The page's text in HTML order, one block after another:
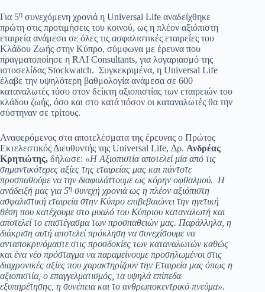
Για 5η συνεχόμενη χρονιά η Universal Life αναδείχθηκε
πρώτη στις προτιμήσεις του κοινού, ως η πλέον αξιόπιστη
εταιρεία ανάμεσα σε όλες τις ασφαλιστικές εταιρείες του
Κλάδου Ζωής στην Κύπρο, σύμφωνα με έρευνα που
πραγματοποίησε η RAI Consultants, για λογαριασμό της
ιστοσελίδας Stockwatch. Συγκεκριμένα, η Universal Life
έλαβε την υψηλότερη βαθμολογία ανάμεσα σε 600
καταναλωτές τόσο στον δείκτη αξιοπιστίας των εταιρειών του
κλάδου ζωής, όσο και στο κατά πόσον οι καταναλωτές θα την
σύστηναν σε τρίτους.
Αναφερόμενος στα αποτελέσματα της έρευνας ο Πρώτος
Εκτελεστικός Διευθυντής της Universal Life, Δρ. Ανδρέας
Κρητιώτης, δήλωσε: «Η Αξιοπιστία αποτελεί μία από τις
σημαντικότερες αξίες της εταιρείας μας και πάντοτε
προσπαθούμε να την διαφυλάττουμε ως κόρην οφθαλμού. Η
ανάδειξή μας για 5η συνεχή χρονιά ως η πλέον αξιόπιστη
ασφαλιστική εταιρεία στην Κύπρο επιβεβαιώνει την ηγετική
θέση που κατέχουμε στο μυαλό του Κύπριου καταναλωτή και
αποτελεί το επιστέγασμα των προσπαθειών μας. Παράλληλα, η
διάκριση αυτή αποτελεί πρόκληση να συνεχίσουμε να
ανταποκρινόμαστε στις προσδοκίες των καταναλωτών καθώς
και ένα νέο πρόσταγμα να παραμείνουμε προσηλωμένοι στις
διαχρονικές αξίες που χαρακτηρίζουν την Εταιρεία μας όπως η
αξιοπιστία, ο επαγγελματισμός, τα υψηλά επίπεδα
εξυπηρέτησης, η συνέπεια και το ανθρωποκεντρικό πνεύμα».